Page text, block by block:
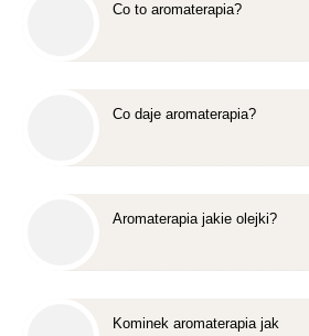
Co to aromaterapia?
Co daje aromaterapia?
Aromaterapia jakie olejki?
Kominek aromaterapia jak